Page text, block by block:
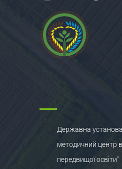
Державна
методичний центр
передвищої освіти"